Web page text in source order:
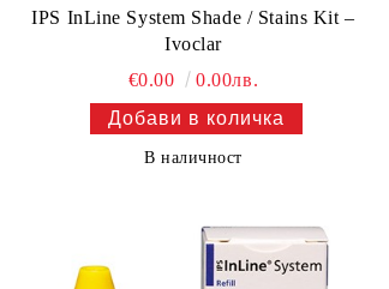
IPS InLine System Shade / Stains Kit –
Ivoclar
€0.00
0.00лв.
В наличност